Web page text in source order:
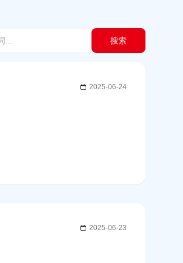
搜索
2025-06-24
2025-06-23